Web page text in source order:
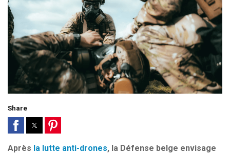
Share
Après la lutte anti-drones, la Défense belge envisage